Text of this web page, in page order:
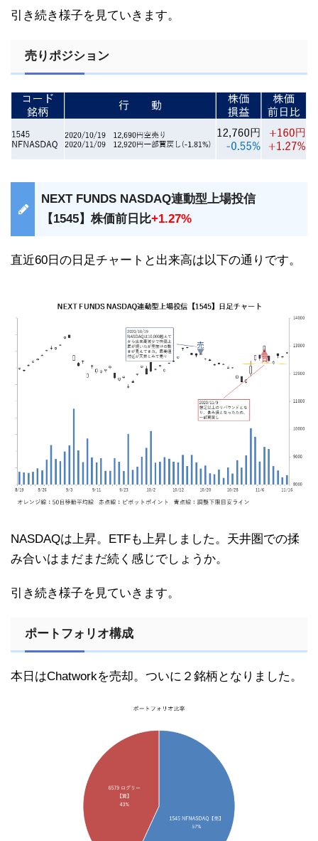
引き続き様子を見ていきます。
売りポジション
NEXT FUNDS NASDAQ連動型上場投信
【1545】株価前日比+1.27%
直近60日の日足チャートと出来高は以下の通りです。
NASDAQは上昇。ETFも上昇しました。天井圏での揉
み合いはまだまだ続く感じでしょうか。
引き続き様子を見ていきます。
ポートフォリオ構成
本日はChatworkを売却。ついに２銘柄となりました。